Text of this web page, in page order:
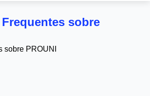
sobre
sobre PROUNI